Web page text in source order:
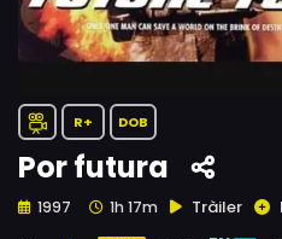
R+ DOB
Por futura
1997 1h 17m Tràiler